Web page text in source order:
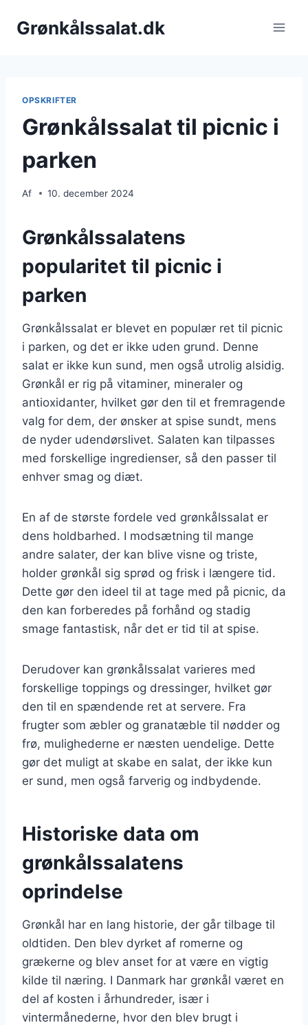
Grønkålssalat.dk
OPSKRIFTER
Grønkålssalat til picnic i
parken
Af 10. december 2024
Grønkålssalatens
popularitet til picnic i
parken
Grønkålssalat er blevet en populær ret til picnic
i parken, og det er ikke uden grund. Denne
salat er ikke kun sund, men også utrolig alsidig.
Grønkål er rig på vitaminer, mineraler og
antioxidanter, hvilket gør den til et fremragende
valg for dem, der ønsker at spise sundt, mens
de nyder udendørslivet. Salaten kan tilpasses
med forskellige ingredienser, så den passer til
enhver smag og diæt.
En af de største fordele ved grønkålssalat er
dens holdbarhed. I modsætning til mange
andre salater, der kan blive visne og triste,
holder grønkål sig sprød og frisk i længere tid.
Dette gør den ideel til at tage med på picnic, da
den kan forberedes på forhånd og stadig
smage fantastisk, når det er tid til at spise.
Derudover kan grønkålssalat varieres med
forskellige toppings og dressinger, hvilket gør
den til en spændende ret at servere. Fra
frugter som æbler og granatæble til nødder og
frø, mulighederne er næsten uendelige. Dette
gør det muligt at skabe en salat, der ikke kun
er sund, men også farverig og indbydende.
Historiske data om
grønkålssalatens
oprindelse
Grønkål har en lang historie, der går tilbage til
oldtiden. Den blev dyrket af romerne og
grækerne og blev anset for at være en vigtig
kilde til næring. I Danmark har grønkål været en
del af kosten i århundreder, især i
vintermånederne, hvor den blev brugt i